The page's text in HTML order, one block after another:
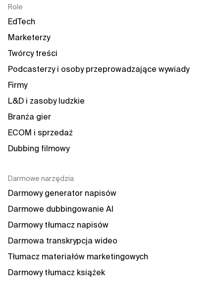
Role
EdTech
Marketerzy
Twórcy treści
Podcasterzy i osoby przeprowadzające wywiady
Firmy
L&D i zasoby ludzkie
Branża gier
ECOM i sprzedaż
Dubbing filmowy
Darmowe narzędzia
Darmowy generator napisów
Darmowe dubbingowanie AI
Darmowy tłumacz napisów
Darmowa transkrypcja wideo
Tłumacz materiałów marketingowych
Darmowy tłumacz książek